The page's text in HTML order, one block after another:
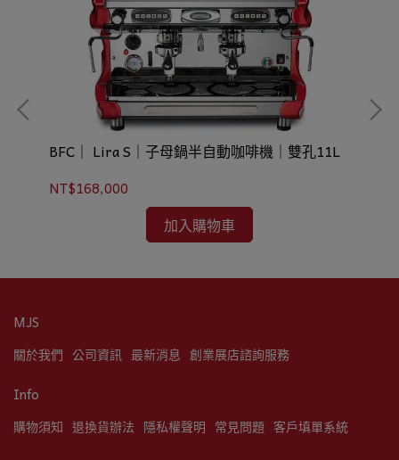
BFC｜ Lira S｜子母鍋半自動咖啡機｜雙孔11L
NT$168,000
加入購物車
MJS
關於我們 公司資訊 最新消息 創業展店諮詢服務
Info
購物須知 退換貨辦法 隱私權聲明 常見問題 客戶填單系統